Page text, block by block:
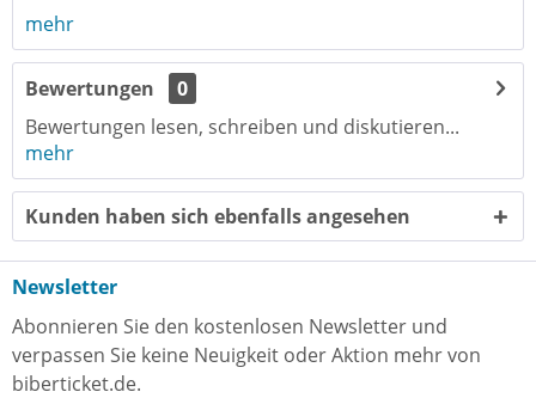
mehr
Bewertungen
0
Bewertungen lesen, schreiben und diskutieren...
mehr
Kunden haben sich ebenfalls angesehen
Newsletter
Abonnieren Sie den kostenlosen Newsletter und
verpassen Sie keine Neuigkeit oder Aktion mehr von
biberticket.de.